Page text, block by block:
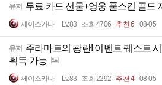
유저 무료 카드 선물+영웅 풀스킨 골드
세이스카나 Lv.83 조회 4706 추천 6 08-05
유저 주라마트의 광란! 이벤트 퀘스트
획득 가능
세이스카나 Lv.83 조회 2292 추천 4 08-05